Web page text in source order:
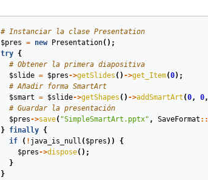
# Instanciar la clase Presentation
$pres = new Presentation();
try
{
# Obtener la primera diapositiva
$slide = $pres->getSlides () ->get_Item(0);
# Añadir forma SmartArt
$smart = $slide->getShapes () ->addSmartArt (0, 0,
# Guardar la presentación
$pres->save( "SimpleSmartArt.pptx" , SaveFormat ::
}
finally
{
if
( ! java_is_null ( $pres ))
{
$pres->dispose();
}
}